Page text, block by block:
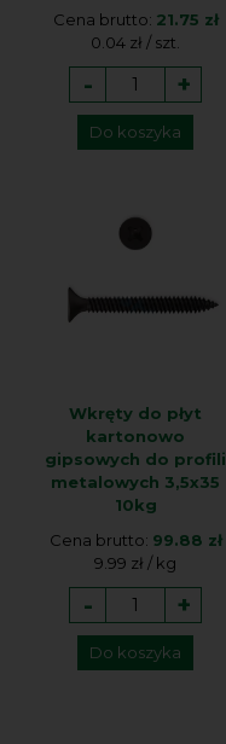
Cena brutto: 21.75 zł
0.04 zł / szt.
- +
Do koszyka
Wkręty do płyt
kartonowo
gipsowych do profili
metalowych 3,5x35
10kg
Cena brutto: 99.88 zł
9.99 zł / kg
- +
Do koszyka